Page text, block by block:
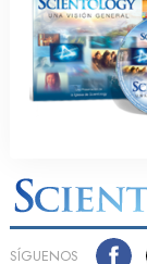
SÍGUENOS